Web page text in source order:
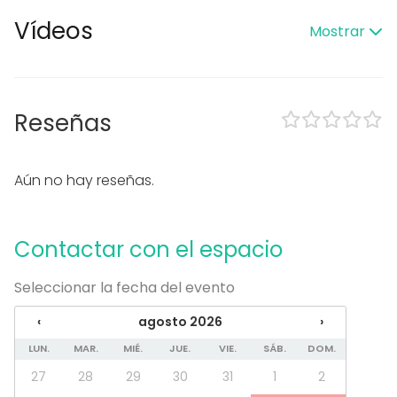
Piscina
Zona exterior
Equipamiento
Tipo de eventos
Boda
Cena / Comida
Reunión / Workshop
Conferencia / Formación
Evento corporativo
Fiesta de empresa
Celebración familiar
Vídeos Mostrar
Reseñas
Aún no hay reseñas.
Contactar con el espacio
Seleccionar la fecha del evento
‹ agosto 2026 ›
LUN. MAR. MIÉ. JUE. VIE. SÁB. DOM.
27 28 29 30 31 1
2